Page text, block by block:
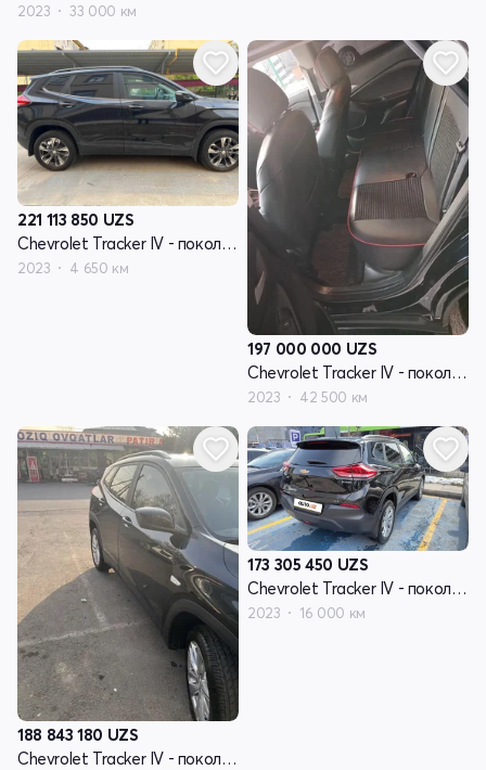
2023 33 000 км
221 113 850 UZS
Chevrolet Tracker IV - поколение
2023 4 650 км
197 000 000 UZS
Chevrolet Tracker IV - поколение
2023 42 500 км
188 843 180 UZS
Chevrolet Tracker IV - поколение
173 305 450 UZS
Chevrolet Tracker IV - поколение
2023 16 000 км